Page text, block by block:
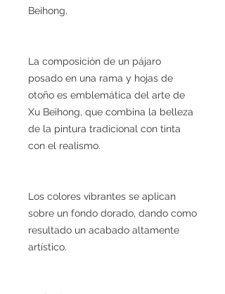
Beihong.
La composición de un pájaro
posado en una rama y hojas de
otoño es emblemática del arte de
Xu Beihong, que combina la belleza
de la pintura tradicional con tinta
con el realismo.
Los colores vibrantes se aplican
sobre un fondo dorado, dando como
resultado un acabado altamente
artístico.